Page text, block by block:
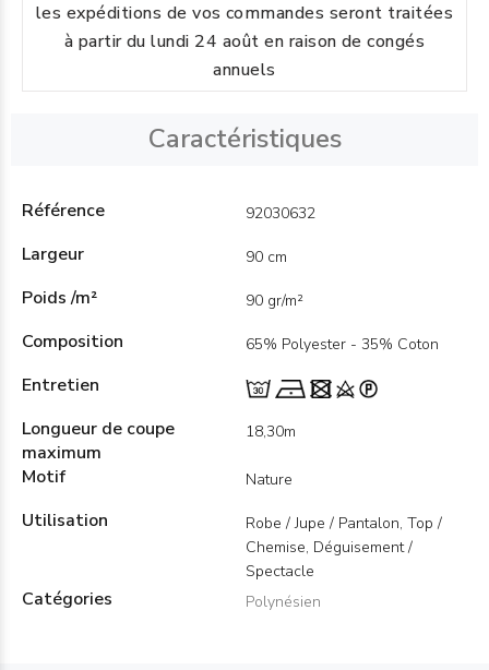
les expéditions de vos commandes seront traitées
à partir du lundi 24 août en raison de congés
annuels
Caractéristiques
Référence 92030632
Largeur 90 cm
Poids /m² 90 gr/m²
Composition 65% Polyester - 35% Coton
Entretien
Longueur de coupe
maximum
18,30m
Motif Nature
Utilisation
Robe / Jupe / Pantalon, Top /
Chemise, Déguisement /
Spectacle
Catégories Polynésien